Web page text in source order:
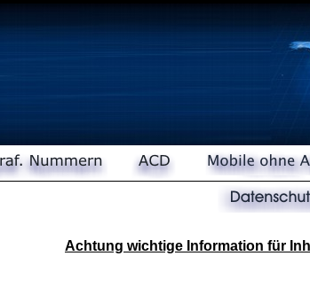
Achtung wichtige Information für